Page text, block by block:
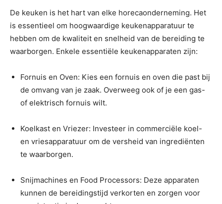
De keuken is het hart van elke horecaonderneming. Het
is essentieel om hoogwaardige keukenapparatuur te
hebben om de kwaliteit en snelheid van de bereiding te
waarborgen. Enkele essentiële keukenapparaten zijn:
Fornuis en Oven: Kies een fornuis en oven die past bij
de omvang van je zaak. Overweeg ook of je een gas-
of elektrisch fornuis wilt.
Koelkast en Vriezer: Investeer in commerciële koel-
en vriesapparatuur om de versheid van ingrediënten
te waarborgen.
Snijmachines en Food Processors: Deze apparaten
kunnen de bereidingstijd verkorten en zorgen voor